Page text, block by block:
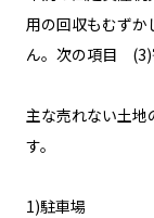
用の回収もむずか
ん。次の項目 (3)
主な売れない土
す。
1)駐車場